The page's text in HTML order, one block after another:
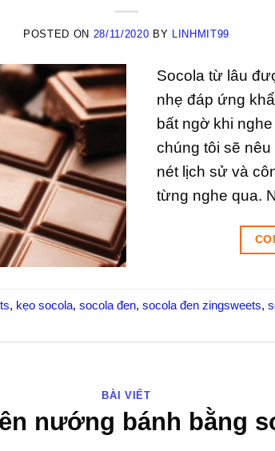
POSTED ON 28/11/2020 BY LINHMIT99
Socola từ lâu
nhẹ đáp ứng
bất ngờ khi
chúng tôi sẽ
nét lịch sử và
từng nghe qua.
, kẹo socola, socola đen, socola đen zingsweets,
BÀI VIẾT
nướng bánh bằng